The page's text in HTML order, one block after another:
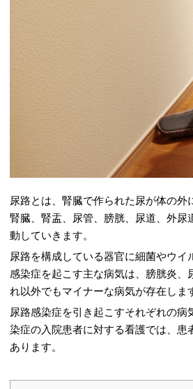
尿路とは、腎臓で作られた尿が体の
腎臓、腎盂、尿管、膀胱、尿道、外
動していきます。
尿路を構成している器官に細菌やウイ
感染症を起こす主な病気は、膀胱炎、
れ以外でもマイナーな病気が存在しま
尿路感染症を引き起こすそれぞれの
染症の入院患者に対する看護では、
あります。